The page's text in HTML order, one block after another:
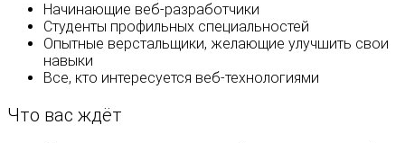
Начинающие веб-разработчики
Студенты профильных специальностей
Опытные верстальщики, желающие улучшить свои
навыки
Все, кто интересуется веб-технологиями
Что вас ждёт